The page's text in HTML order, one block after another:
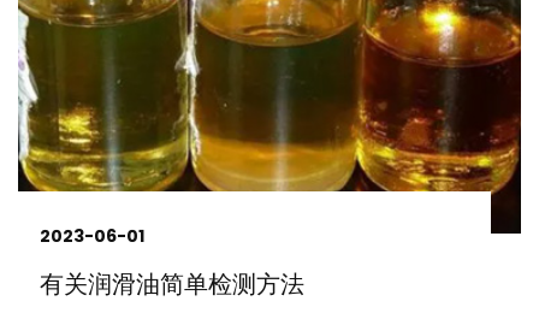
2023-06-01
有关润滑油简单检测方法